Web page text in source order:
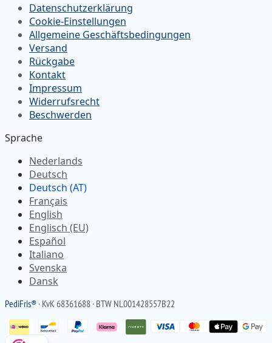
Datenschutzerklärung
Cookie-Einstellungen
Allgemeine Geschäftsbedingungen
Versand
Rückgabe
Kontakt
Impressum
Widerrufsrecht
Beschwerden
Sprache
Nederlands
Deutsch
Deutsch (AT)
Français
English
Englisch (EU)
Español
Italiano
Svenska
Dansk
PediFris® · KvK 68361688 · BTW NL001428557B22